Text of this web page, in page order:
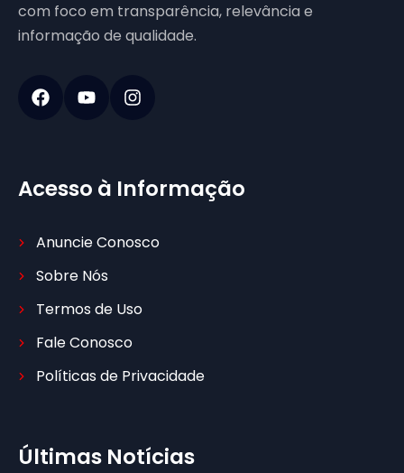
com foco em transparência, relevância e
informação de qualidade.
Acesso à Informação
Anuncie Conosco
Sobre Nós
Termos de Uso
Fale Conosco
Políticas de Privacidade
Últimas Notícias